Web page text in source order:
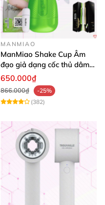
MANMIAO
ManMiao Shake Cup Âm
đạo giả dạng cốc thủ dâm
nhỏ gọn mềm như thật
650.000₫
866.000₫
-25%
(382)